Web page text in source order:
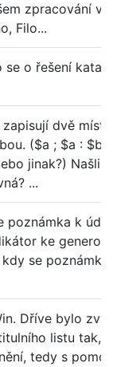
zpracování v
Filo...
se o řešení
zapisují dvě
($a ; $a : $b
jinak?) Našli
...
poznámka k
ke
se poznámka
Dříve bylo
listu tak,
tedy s